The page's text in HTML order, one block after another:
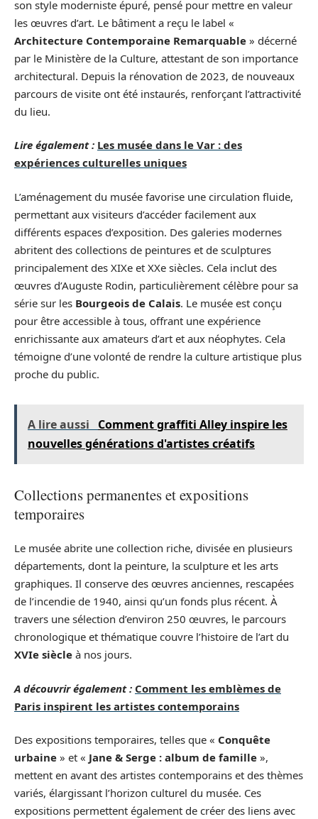
son style moderniste épuré, pensé pour mettre en valeur
les œuvres d’art. Le bâtiment a reçu le label «
Architecture Contemporaine Remarquable » décerné
par le Ministère de la Culture, attestant de son importance
architectural. Depuis la rénovation de 2023, de nouveaux
parcours de visite ont été instaurés, renforçant l’attractivité
du lieu.
Lire également : Les musée dans le Var : des
expériences culturelles uniques
L’aménagement du musée favorise une circulation fluide,
permettant aux visiteurs d’accéder facilement aux
différents espaces d’exposition. Des galeries modernes
abritent des collections de peintures et de sculptures
principalement des XIXe et XXe siècles. Cela inclut des
œuvres d’Auguste Rodin, particulièrement célèbre pour sa
série sur les Bourgeois de Calais. Le musée est conçu
pour être accessible à tous, offrant une expérience
enrichissante aux amateurs d’art et aux néophytes. Cela
témoigne d’une volonté de rendre la culture artistique plus
proche du public.
A lire aussi
Comment graffiti Alley inspire les
nouvelles générations d'artistes créatifs
Collections permanentes et expositions
temporaires
Le musée abrite une collection riche, divisée en plusieurs
départements, dont la peinture, la sculpture et les arts
graphiques. Il conserve des œuvres anciennes, rescapées
de l’incendie de 1940, ainsi qu’un fonds plus récent. À
travers une sélection d’environ 250 œuvres, le parcours
chronologique et thématique couvre l’histoire de l’art du
XVIe siècle à nos jours.
A découvrir également : Comment les emblèmes de
Paris inspirent les artistes contemporains
Des expositions temporaires, telles que « Conquête
urbaine » et « Jane & Serge : album de famille »,
mettent en avant des artistes contemporains et des thèmes
variés, élargissant l’horizon culturel du musée. Ces
expositions permettent également de créer des liens avec